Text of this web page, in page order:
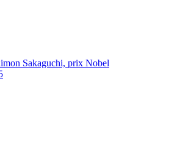
Sakaguchi, prix Nobel